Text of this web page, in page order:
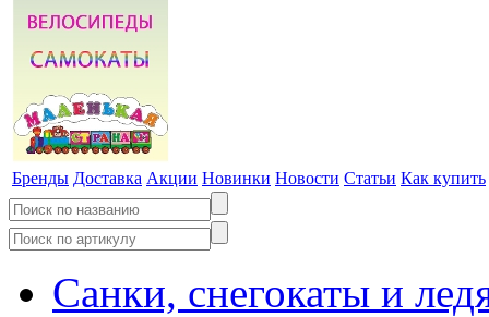
Бренды Доставка Акции Новинки Новости Статьи Как купить
Санки, снегокаты и